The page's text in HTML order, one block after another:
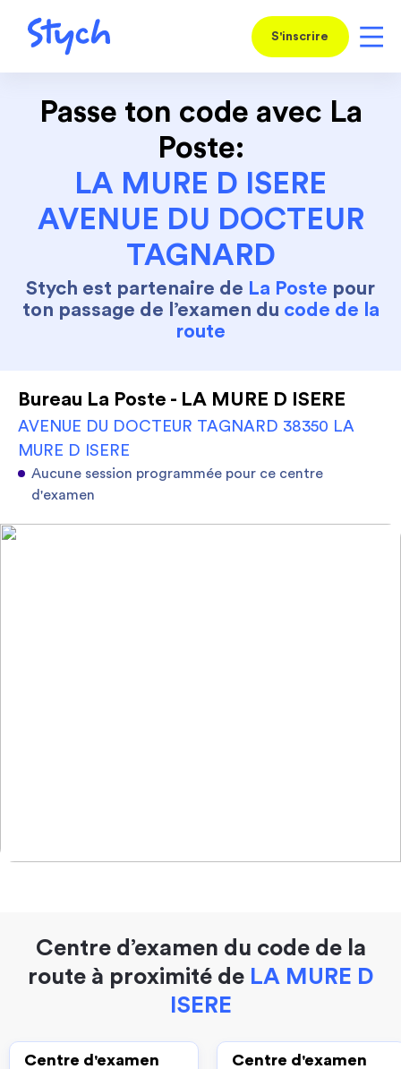
S'inscrire
Passe ton code avec La
Poste:
LA MURE D ISERE
AVENUE DU DOCTEUR
TAGNARD
Stych est partenaire de La Poste pour
ton passage de l’examen du code de la
route
Bureau La Poste - LA MURE D ISERE
AVENUE DU DOCTEUR TAGNARD 38350 LA
MURE D ISERE
Aucune session programmée pour ce centre
d'examen
Centre d’examen du code de la
route à proximité de LA MURE D
ISERE
Centre d'examen Centre d'examen